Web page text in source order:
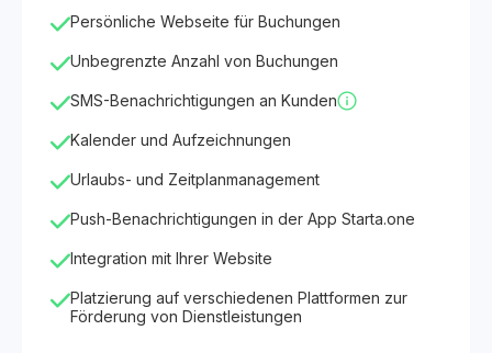
Persönliche Webseite für Buchungen
Unbegrenzte Anzahl von Buchungen
SMS-Benachrichtigungen an Kunden
Kalender und Aufzeichnungen
Urlaubs- und Zeitplanmanagement
Push-Benachrichtigungen in der App Starta.one
Integration mit Ihrer Website
Platzierung auf verschiedenen Plattformen zur
Förderung von Dienstleistungen